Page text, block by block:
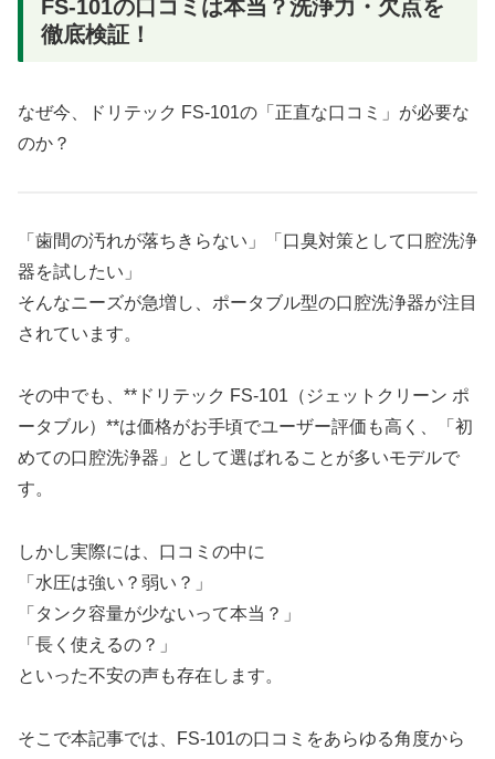
FS-101の口コミは本当？洗浄力・欠点を
徹底検証！
なぜ今、ドリテック FS-101の「正直な口コミ」が必要な
のか？
「歯間の汚れが落ちきらない」「口臭対策として口腔洗浄
器を試したい」
そんなニーズが急増し、ポータブル型の口腔洗浄器が注目
されています。
その中でも、**ドリテック FS-101（ジェットクリーン ポ
ータブル）**は価格がお手頃でユーザー評価も高く、「初
めての口腔洗浄器」として選ばれることが多いモデルで
す。
しかし実際には、口コミの中に
「水圧は強い？弱い？」
「タンク容量が少ないって本当？」
「長く使えるの？」
といった不安の声も存在します。
そこで本記事では、FS-101の口コミをあらゆる角度から